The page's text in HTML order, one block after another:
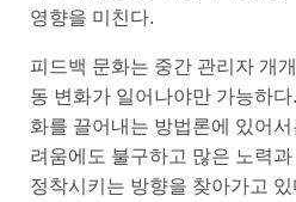
영향을 미친다.
피드백 문화는 중간 관리자 개
동 변화가 일어나야만 가능하
화를 끌어내는 방법론에 있어
려움에도 불구하고 많은 노력
정착시키는 방향을 찾아가고